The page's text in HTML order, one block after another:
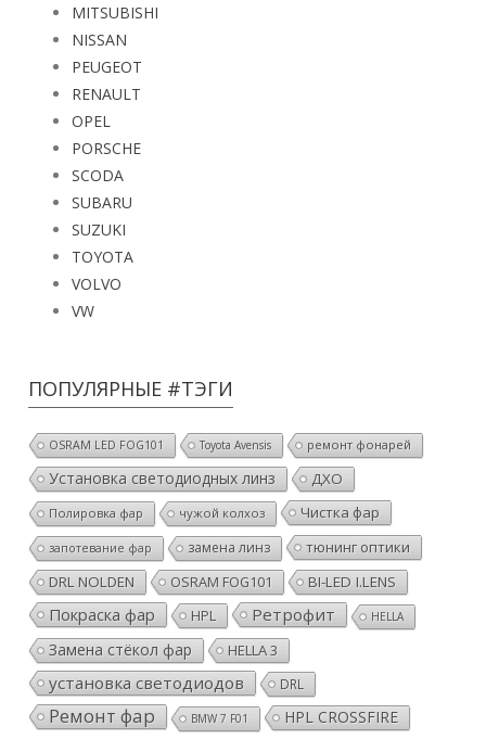
MITSUBISHI
NISSAN
PEUGEOT
RENAULT
OPEL
PORSCHE
SCODA
SUBARU
SUZUKI
TOYOTA
VOLVO
VW
ПОПУЛЯРНЫЕ #ТЭГИ
OSRAM LED FOG101 Toyota Avensis ремонт фонарей
Установка светодиодных линз ДХО
Полировка фар чужой колхоз Чистка фар
запотевание фар замена линз
тюнинг оптики
DRL NOLDEN
OSRAM FOG101 BI-LED I.LENS
Покраска фар HPL Ретрофит HELLA
Замена стёкол фар HELLA 3
установка светодиодов DRL
Ремонт фар BMW 7 F01 HPL CROSSFIRE